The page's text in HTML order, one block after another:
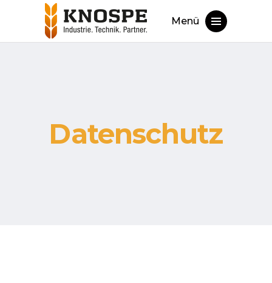
Menü
Datenschutz